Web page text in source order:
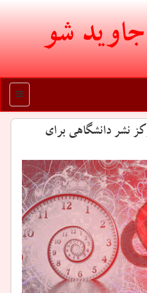
جاوید شو
منو
نشر دانشگاهی برای